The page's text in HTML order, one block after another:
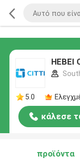
HEBEI
5.0
κάλεσε
προϊόντα